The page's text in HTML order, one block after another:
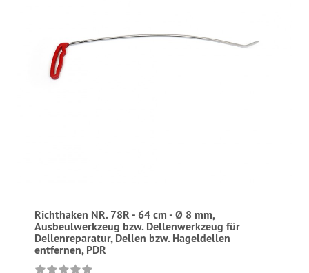
Richthaken NR. 78R - 64 cm - Ø 8 mm,
Ausbeulwerkzeug bzw. Dellenwerkzeug für
Dellenreparatur, Dellen bzw. Hageldellen
entfernen, PDR